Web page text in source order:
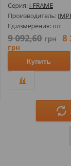
Серия: i-FRAME
Производитель:
Ед.измерения: шт
9 092,60 грн 8
грн
Купить